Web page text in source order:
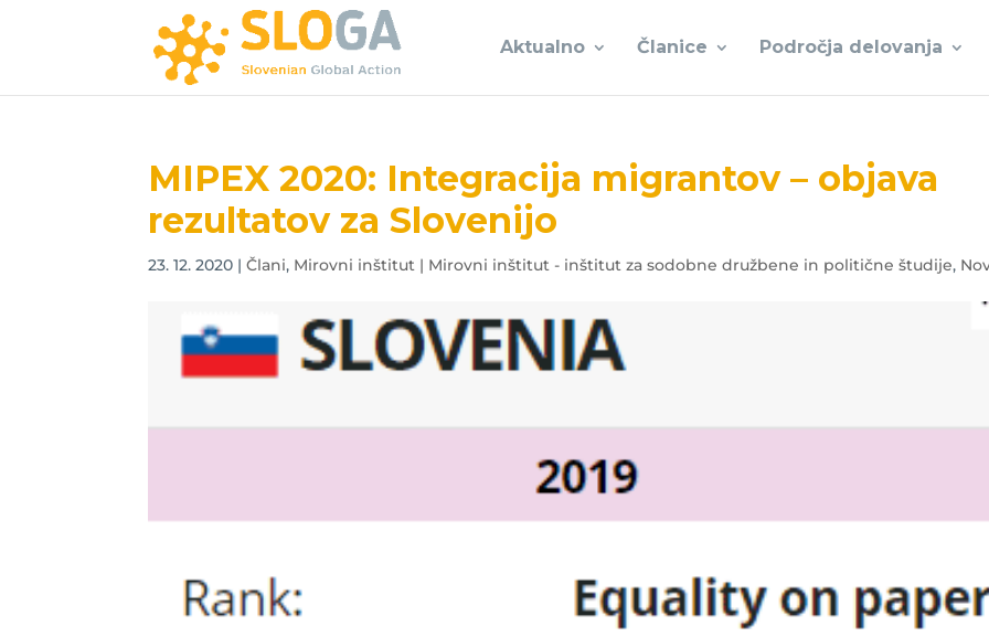
Aktualno Članice Področja delovanja
MIPEX 2020: Integracija migrantov – objava
rezultatov za Slovenijo
23. 12. 2020 |Člani, Mirovni inštitut | Mirovni inštitut - inštitut za sodobne družbene in politične študije,